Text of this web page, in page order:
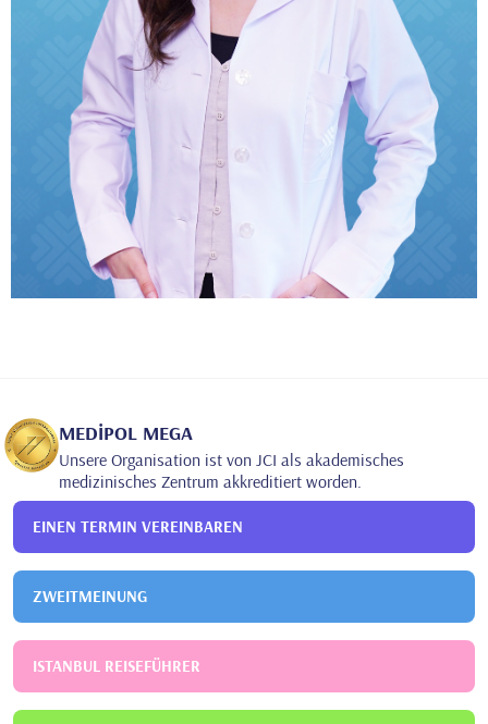
MEDİPOL MEGA
Unsere Organisation ist von JCI als akademisches
medizinisches Zentrum akkreditiert worden.
EINEN TERMIN VEREINBAREN
ZWEITMEINUNG
ISTANBUL REISEFÜHRER